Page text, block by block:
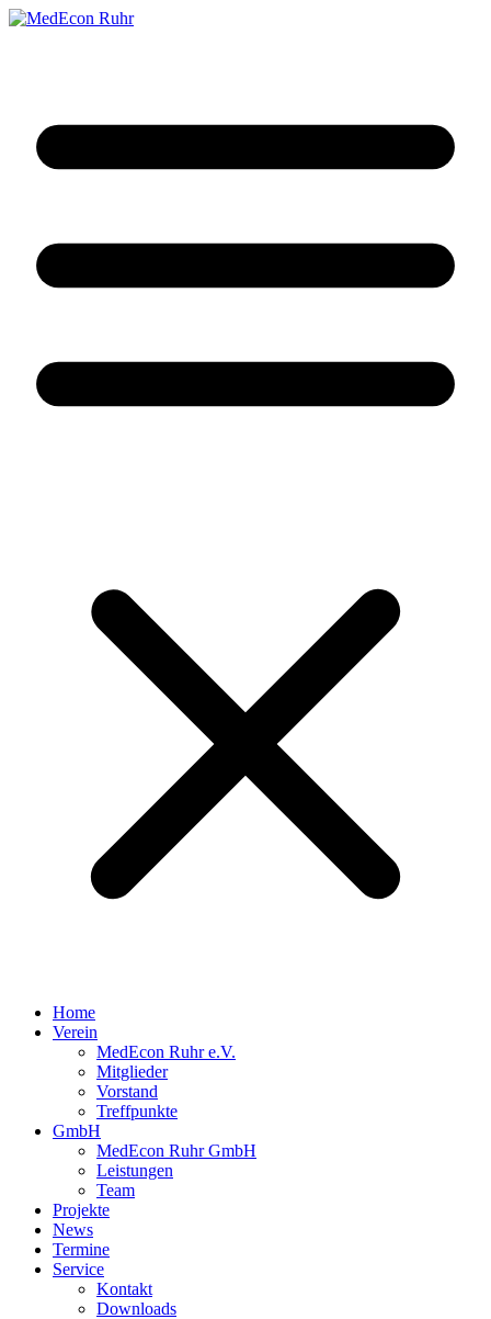
Home
Verein
MedEcon Ruhr e.V.
Mitglieder
Vorstand
Treffpunkte
GmbH
MedEcon Ruhr GmbH
Leistungen
Team
Projekte
News
Termine
Service
Kontakt
Downloads